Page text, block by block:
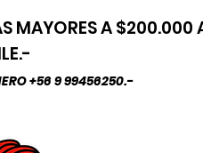
MAYORES A $200.000
+56 9 99456250.-